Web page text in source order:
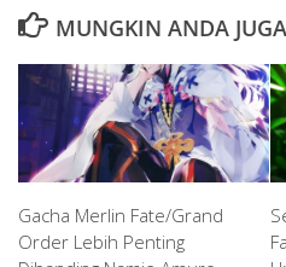
MUNGKIN ANDA
Gacha Merlin Fate/Grand
Order Lebih Penting